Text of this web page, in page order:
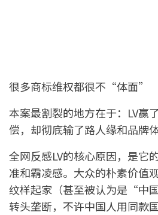
很多商标维权都很不“体面”
本案最割裂的地方在于：LV赢
偿，却彻底输了路人缘和品牌体
全网反感LV的核心原因，是它
准和霸凌感。大众的朴素价值
纹样起家（甚至被认为是“中
转头垄断，不许中国人用同款